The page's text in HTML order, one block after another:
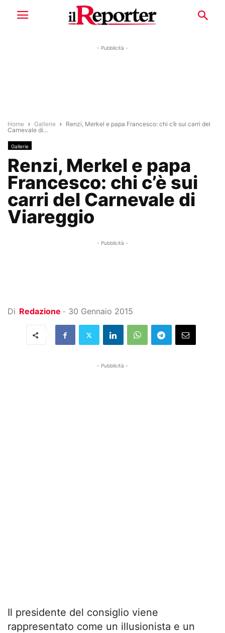
- Pubblicità -
Home Gallerie
Renzi, Merkel e papa Francesco: chi c’è sui carri del
Carnevale di...
Gallerie
Renzi, Merkel e papa
Francesco: chi c’è sui
carri del Carnevale di
Viareggio
- Pubblicità -
Di Redazione - 30 Gennaio 2015
- Pubblicità -
Il presidente del consiglio viene
rappresentato come un illusionista e un